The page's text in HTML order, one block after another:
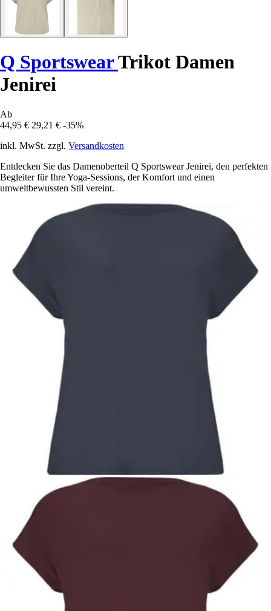
Q SportswearTrikot Damen
Jenirei
Ab
44,95 € 29,21 € -35%
inkl. MwSt. zzgl. Versandkosten
Entdecken Sie das Damenoberteil Q Sportswear Jenirei, den perfekten
Begleiter für Ihre Yoga-Sessions, der Komfort und einen
umweltbewussten Stil vereint.